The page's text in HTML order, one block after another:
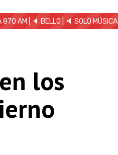
870 AM | 🔈 BELLO 🔈 SOLO MÚSICA
los